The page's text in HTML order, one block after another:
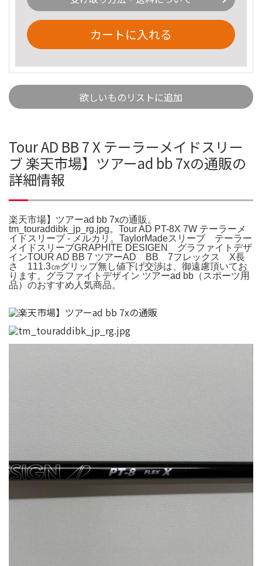
カートに入れる
欲しいものリストに追加
Tour AD BB 7 X テーラーメイドスリー
ブ 楽天市場】ツアーad bb 7xの通販の
詳細情報
楽天市場】ツアーad bb 7xの通販。
tm_touraddibk_jp_rg.jpg。Tour AD PT-8X 7W テーラーメ
イドスリーブ - メルカリ。TaylorMadeスリーブ テーラー
メイドスリーブGRAPHITE DESIGEN グラファイトデザ
インTOUR AD BB 7 ツアーAD BB 7フレックス X長
さ 111.3㎝グリップ無し値下げ交渉は、御遠慮頂いてお
ります。グラファイトデザイン ツアーad bb（スポーツ用
品）のおすすめ人気商品。